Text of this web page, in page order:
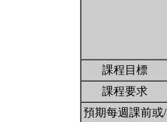
課程目標
課程要求
預期每週課前或/